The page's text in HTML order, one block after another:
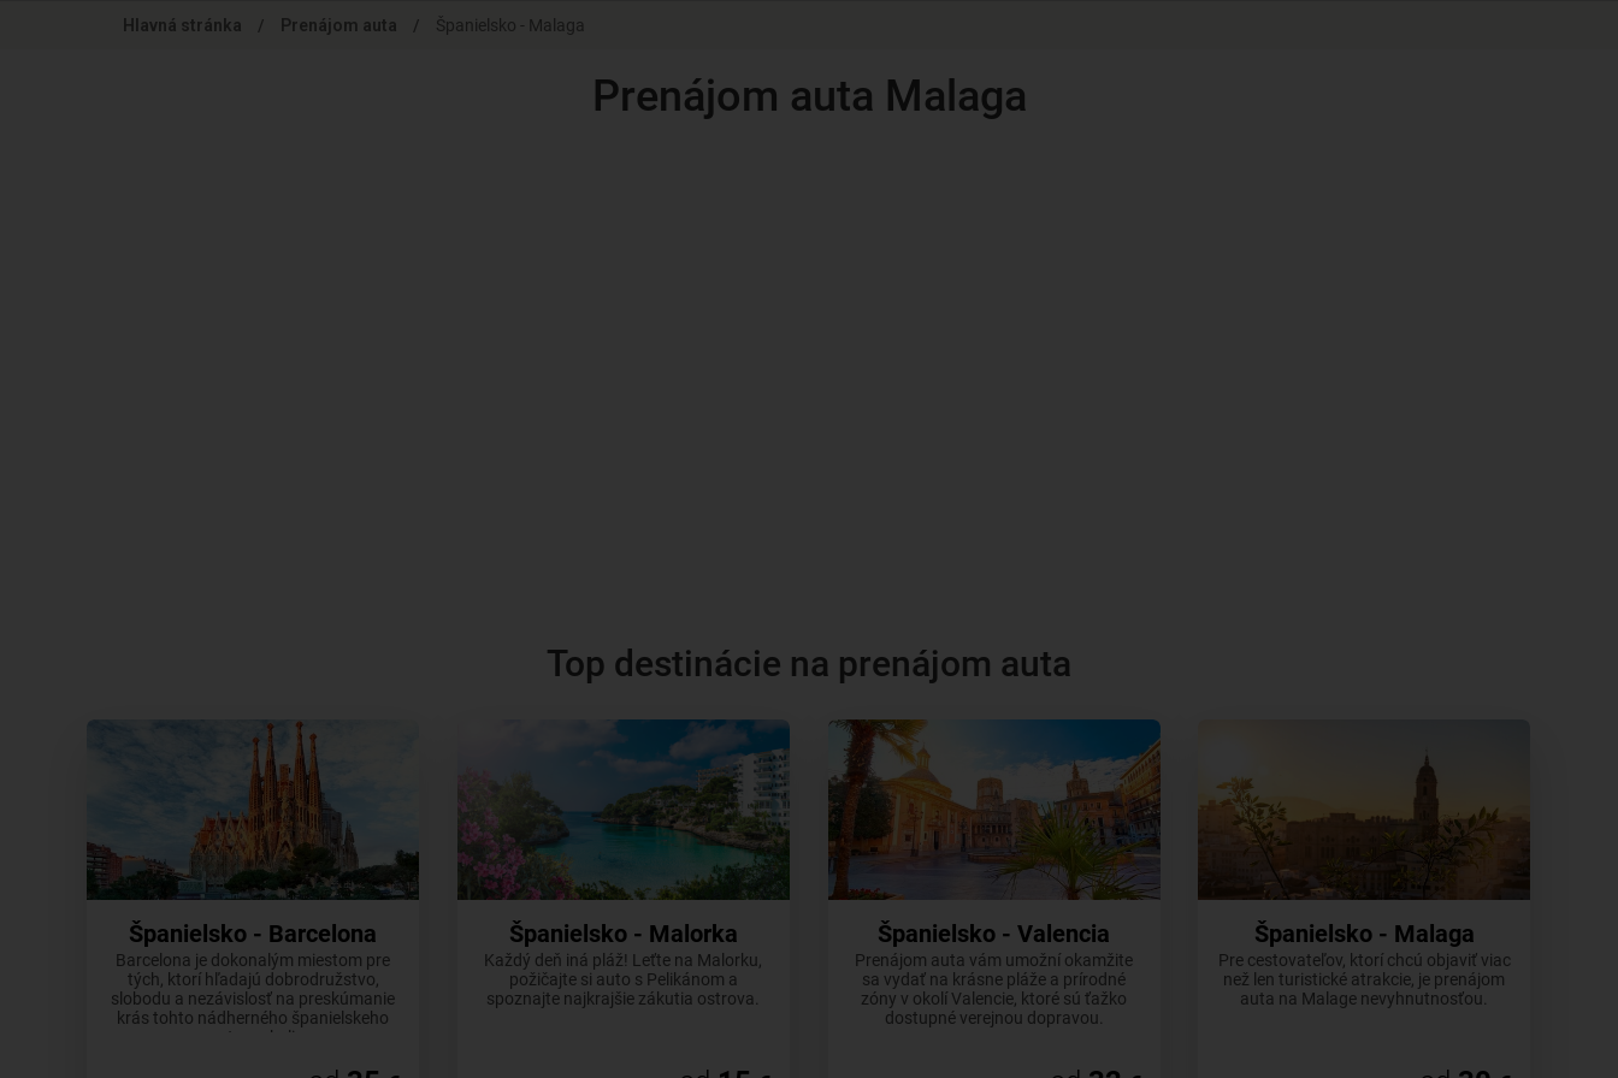
Hlavná stránka / Prenájom auta / Španielsko - Malaga
Prenájom auta Malaga
Top destinácie na prenájom auta
Španielsko - Barcelona
Barcelona je dokonalým miestom pre
tých, ktorí hľadajú dobrodružstvo,
slobodu a nezávislosť na preskúmanie
krás tohto nádherného španielskeho
mesta a okolia.
Španielsko - Malorka
Každý deň iná pláž! Leťte na Malorku,
požičajte si auto s Pelikánom a
spoznajte najkrajšie zákutia ostrova.
Španielsko - Valencia
Prenájom auta vám umožní okamžite
sa vydať na krásne pláže a prírodné
zóny v okolí Valencie, ktoré sú ťažko
dostupné verejnou dopravou.
Španielsko - Malaga
Pre cestovateľov, ktorí chcú objaviť viac
než len turistické atrakcie, je prenájom
auta na Malage nevyhnutnosťou.